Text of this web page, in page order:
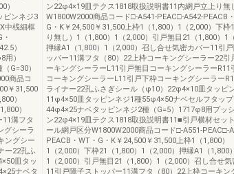
）
ピンネジ3
中桟細框
）
）
G=30）
商品コ
￥31,500
）
）
溝フタ
グシーラ
ングシー
ー22孔ふ
皿タッ
ナベタ
ン22φ4×19皿テクス1818取扱説明書11内網戸立上り無
W1800W2000商品コード□-A541-PEAC□-A542-PEACB
G・K￥24,500￥31,500上枠1（1,800）1（2,000）下枠
り無し）1（1,800）1（2,000）引戸無目21（1,800）1（
押縁A1（1,800）1（2,000）召し合せ気密カバー11引戸
ッパー11溝フタ（80）22上枠コーキングシーラー22引
ーキングシーラーL11引戸無目コーキングシーラーR11
コーキングシーラーL11引戸下枠コーキングシーラー
ライナー22孔ふさぎシール（φ10）22φ4×10皿タッピ
11φ4×50皿タッピンネジ1種55φ4×50ナベセルフタッ
44φ4×25ナベタッピンネジ2種（G=5）1717φ8用プッ
ン22φ4×19皿テクス1818取扱説明書11■引戸横材セッ
ール網戸区分W1800W2000商品コード□-A551-PEAC□-
PEACB・WT・G・K￥24,500￥31,500上枠1（1,800）
1（2,000）下枠21（1,800）1（2,000）押縁A1（1,800）
1（2,000）引戸無目21（1,800）1（2,000）召し合せ気
11引戸障子ストッパー11溝フタ（80）22上枠コーキン